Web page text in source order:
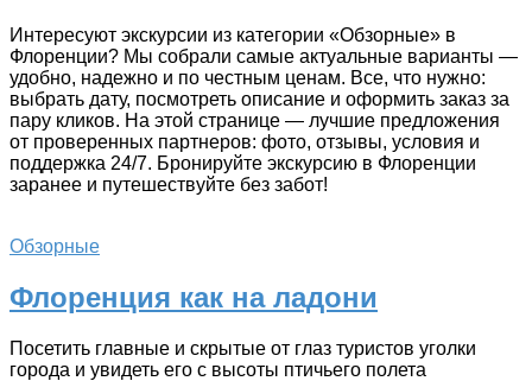
Интересуют экскурсии из категории «Обзорные» в
Флоренции? Мы собрали самые актуальные варианты —
удобно, надежно и по честным ценам. Все, что нужно:
выбрать дату, посмотреть описание и оформить заказ за
пару кликов. На этой странице — лучшие предложения
от проверенных партнеров: фото, отзывы, условия и
поддержка 24/7. Бронируйте экскурсию в Флоренции
заранее и путешествуйте без забот!
Обзорные
Флоренция как на ладони
Посетить главные и скрытые от глаз туристов уголки
города и увидеть его с высоты птичьего полета